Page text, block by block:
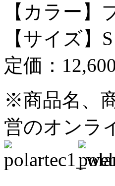
【カラー】
【サイズ】
定価：
※商品名、
営のオンラ